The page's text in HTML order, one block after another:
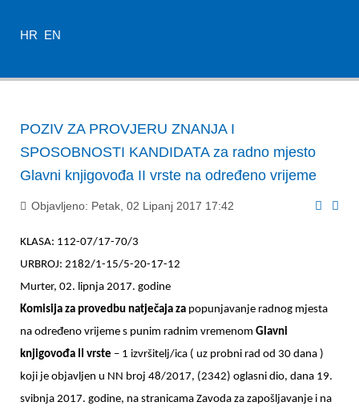
HR EN
POZIV ZA PROVJERU ZNANJA I
SPOSOBNOSTI KANDIDATA za radno mjesto
Glavni knjigovođa II vrste na određeno vrijeme
Objavljeno: Petak, 02 Lipanj 2017 17:42
KLASA: 112-07/17-70/3
URBROJ: 2182/1-15/5-20-17-12
Murter, 02. lipnja 2017. godine
Komisija za provedbu natječaja za popunjavanje radnog mjesta
na određeno vrijeme s punim radnim vremenom Glavni
knjigovođa II vrste – 1 izvršitelj/ica ( uz probni rad od 30 dana )
koji je objavljen u NN broj 48/2017, (2342) oglasni dio, dana 19.
svibnja 2017. godine, na stranicama Zavoda za zapošljavanje i na